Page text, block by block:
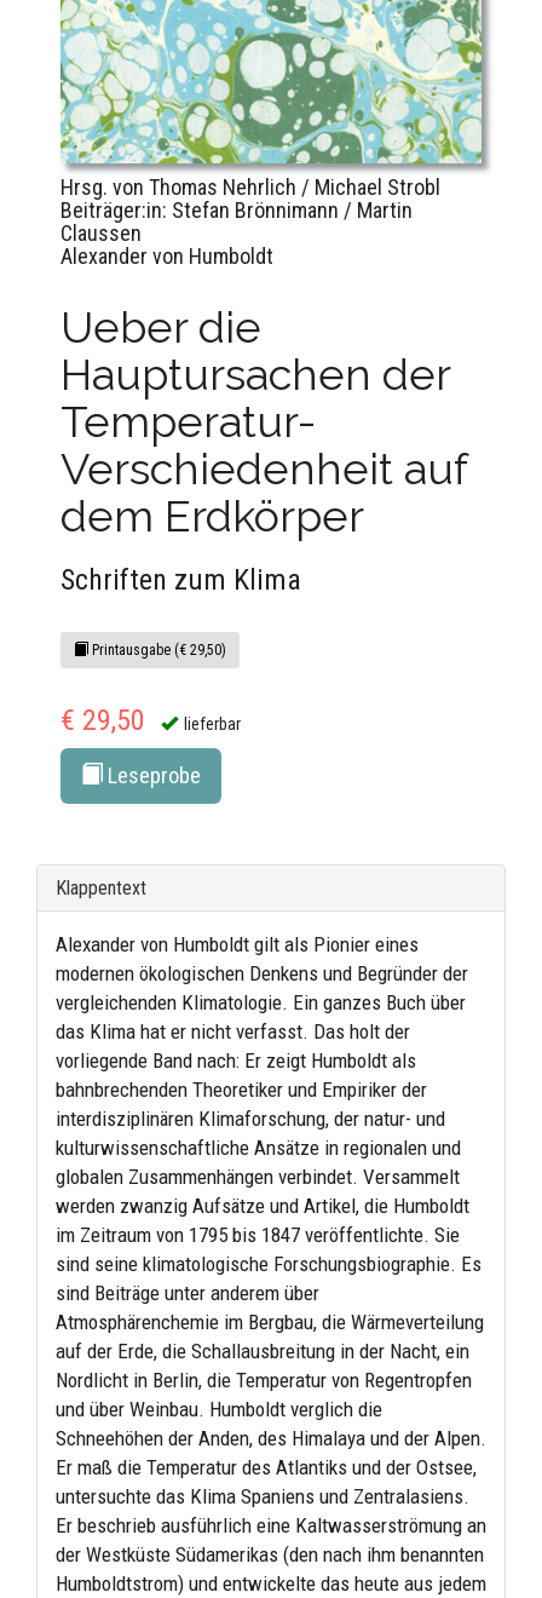
Hrsg. von Thomas Nehrlich / Michael Strobl
Beiträger:in: Stefan Brönnimann / Martin
Claussen
Alexander von Humboldt
Ueber die
Hauptursachen der
Temperatur-
Verschiedenheit auf
dem Erdkörper
Schriften zum Klima
Printausgabe (€ 29,50)
€ 29,50 lieferbar
Leseprobe
Klappentext
Alexander von Humboldt gilt als Pionier eines
modernen ökologischen Denkens und Begründer der
vergleichenden Klimatologie. Ein ganzes Buch über
das Klima hat er nicht verfasst. Das holt der
vorliegende Band nach: Er zeigt Humboldt als
bahnbrechenden Theoretiker und Empiriker der
interdisziplinären Klimaforschung, der natur- und
kulturwissenschaftliche Ansätze in regionalen und
globalen Zusammenhängen verbindet. Versammelt
werden zwanzig Aufsätze und Artikel, die Humboldt
im Zeitraum von 1795 bis 1847 veröffentlichte. Sie
sind seine klimatologische Forschungsbiographie. Es
sind Beiträge unter anderem über
Atmosphärenchemie im Bergbau, die Wärmeverteilung
auf der Erde, die Schallausbreitung in der Nacht, ein
Nordlicht in Berlin, die Temperatur von Regentropfen
und über Weinbau. Humboldt verglich die
Schneehöhen der Anden, des Himalaya und der Alpen.
Er maß die Temperatur des Atlantiks und der Ostsee,
untersuchte das Klima Spaniens und Zentralasiens.
Er beschrieb ausführlich eine Kaltwasserströmung an
der Westküste Südamerikas (den nach ihm benannten
Humboldtstrom) und entwickelte das heute aus jedem